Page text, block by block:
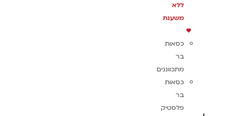
ללא
משענת
כסאות
בר
מתכווננים
כסאות
בר
פלסטיק